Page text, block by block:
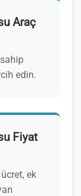
Araç
edin.
Fiyat
ek